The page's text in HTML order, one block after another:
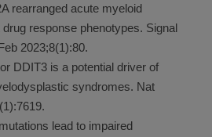
rearranged acute myeloid
response phenotypes. Signal
2023;8(1):80.
DDIT3 is a potential driver of
syndromes. Nat
lead to impaired